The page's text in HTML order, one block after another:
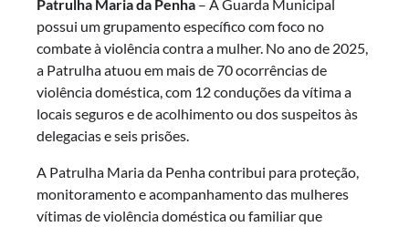
Patrulha Maria da Penha – A Guarda Municipal
possui um grupamento específico com foco no
combate à violência contra a mulher. No ano de 2025,
a Patrulha atuou em mais de 70 ocorrências de
violência doméstica, com 12 conduções da vítima a
locais seguros e de acolhimento ou dos suspeitos às
delegacias e seis prisões.
A Patrulha Maria da Penha contribui para proteção,
monitoramento e acompanhamento das mulheres
vítimas de violência doméstica ou familiar que